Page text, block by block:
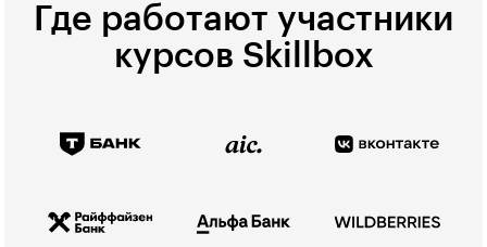
Где работают участники
курсов Skillbox